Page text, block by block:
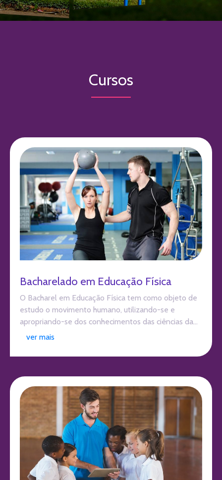
Cursos
Bacharelado em Educação Física
O Bacharel em Educação Física tem como objeto de
estudo o movimento humano, utilizando-se e
apropriando-se dos conhecimentos das ciências da...
ver mais